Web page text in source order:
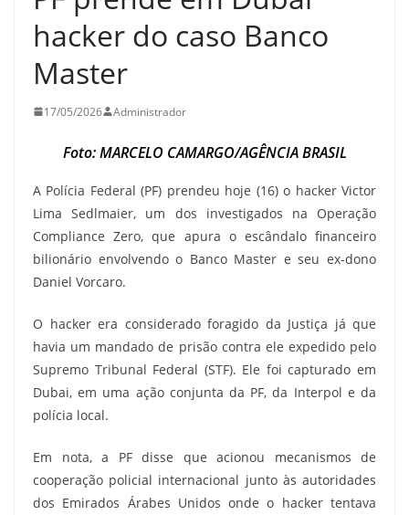
hacker do caso Banco
Master
17/05/2026 Administrador
Foto: MARCELO CAMARGO/AGÊNCIA BRASIL
A Polícia Federal (PF) prendeu hoje (16) o hacker Victor
Lima Sedlmaier, um dos investigados na Operação
Compliance Zero, que apura o escândalo financeiro
bilionário envolvendo o Banco Master e seu ex-dono
Daniel Vorcaro.
O hacker era considerado foragido da Justiça já que
havia um mandado de prisão contra ele expedido pelo
Supremo Tribunal Federal (STF). Ele foi capturado em
Dubai, em uma ação conjunta da PF, da Interpol e da
polícia local.
Em nota, a PF disse que acionou mecanismos de
cooperação policial internacional junto às autoridades
dos Emirados Árabes Unidos onde o hacker tentava